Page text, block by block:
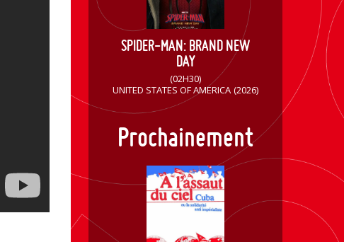
SPIDER-MAN: BRAND NEW
DAY
(02H30)
UNITED STATES OF AMERICA (2026)
Prochainement